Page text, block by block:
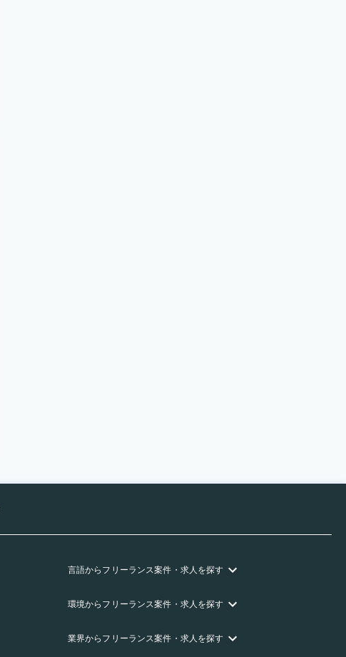
言語からフリーランス案件・求人を探す
環境からフリーランス案件・求人を探す
業界からフリーランス案件・求人を探す